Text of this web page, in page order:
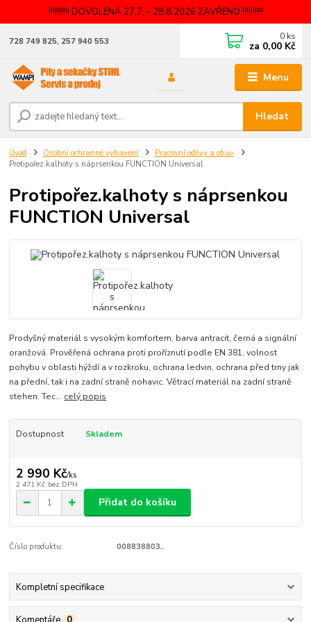
!!!!!!!!!! DOVOLENÁ 27.7. - 28.8.2026 ZAVŘENO !!!!!!!!!!
Menu
Hledat
728 749 825, 257 940 553 0 ks
za 0,00 Kč
Úvod Osobní ochranné vybavení
Pracovní oděvy a obuv
Protipořez.kalhoty s náprsenkou FUNCTION Universal
Protipořez.kalhoty s náprsenkou
FUNCTION Universal
Prodyšný materiál s vysokým komfortem, barva antracit, černá a signální
oranžová. Prověřená ochrana proti proříznutí podle EN 381, volnost
pohybu v oblasti hýždí a v rozkroku, ochrana ledvin, ochrana před trny jak
na přední, tak i na zadní straně nohavic. Větrací materiál na zadní straně
stehen. Tec... celý popis
Dostupnost Skladem
2 990 Kč/ks
2 471 Kč bez DPH
Přidat do košíku
Číslo produktu: 008838803..
Kompletní specifikace